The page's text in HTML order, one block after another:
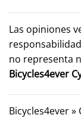
Las opiniones
no representa
Bicycles4ever
Bicycles4ever»